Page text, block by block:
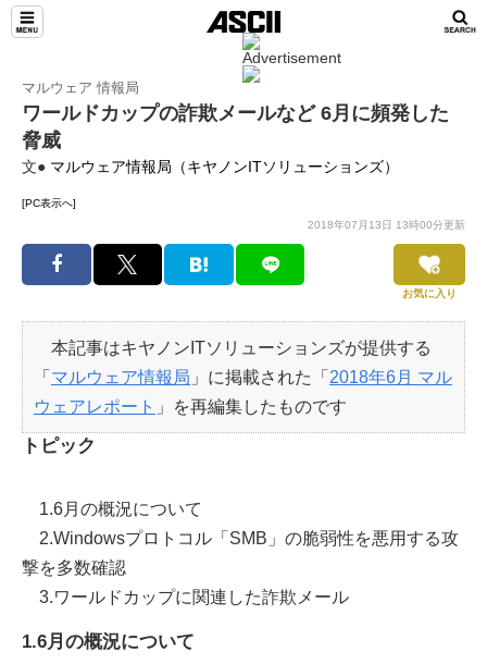
マルウェア 情報局
ワールドカップの詐欺メールなど 6月に頻発した
脅威
文● マルウェア情報局（キヤノンITソリューションズ）
[PC表示へ]
2018年07月13日 13時00分更新
お気に入り
本記事はキヤノンITソリューションズが提供する
「 マルウェア情報局 」に掲載された「 2018年6月 マル
ウェアレポート 」を再編集したものです
トピック
1.6月の概況について
2.Windowsプロトコル「SMB」の脆弱性を悪用する攻
撃を多数確認
3.ワールドカップに関連した詐欺メール
1.6月の概況について